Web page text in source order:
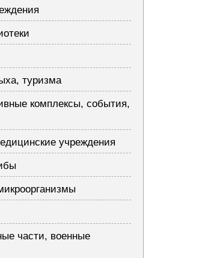
туризма
комплексы, события,
учреждения
части, военные